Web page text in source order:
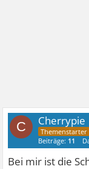
C Cherrypie
Beiträge: 11
Bei mir ist die